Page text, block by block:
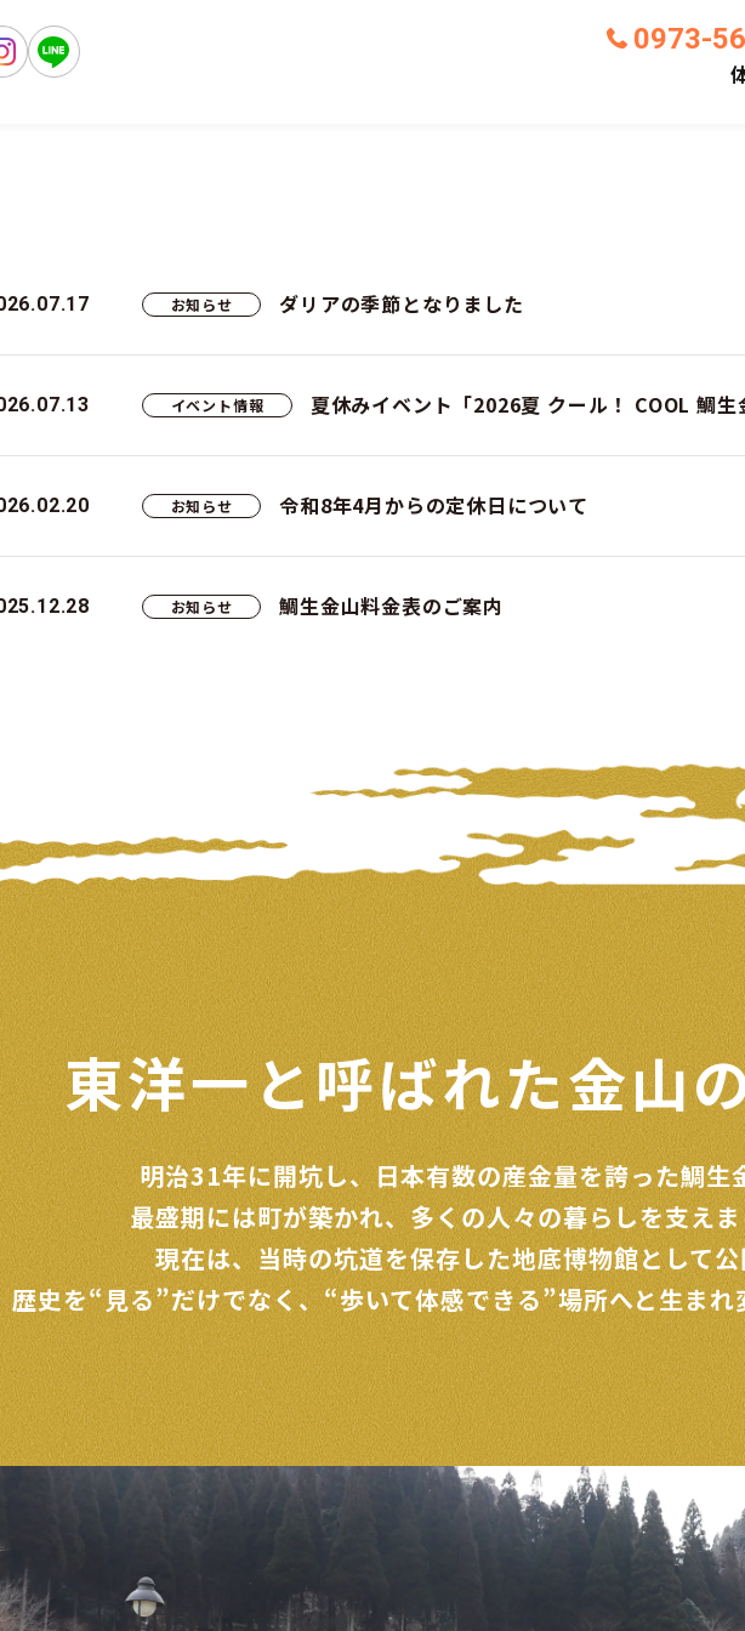
0973-
う
お知らせ ダリアの季節となりました
イベント情報 夏休みイベント「2026夏 クール！ COOL 鯛
お知らせ 令和8年4月からの定休日について
お知らせ 鯛生金山料金表のご案内
東洋一と呼ばれた金山
明治31年に開坑し、日本有数の産金量を誇った鯛生
最盛期には町が築かれ、多くの人々の暮らしを支え
現在は、当時の坑道を保存した地底博物館として
歴史を“見る”だけでなく、“歩いて体感できる”場所へと生まれ